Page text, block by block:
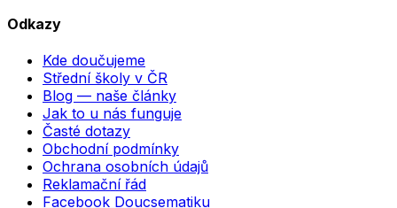
Odkazy
Kde doučujeme
Střední školy v ČR
Blog — naše články
Jak to u nás funguje
Časté dotazy
Obchodní podmínky
Ochrana osobních údajů
Reklamační řád
Facebook Doucsematiku